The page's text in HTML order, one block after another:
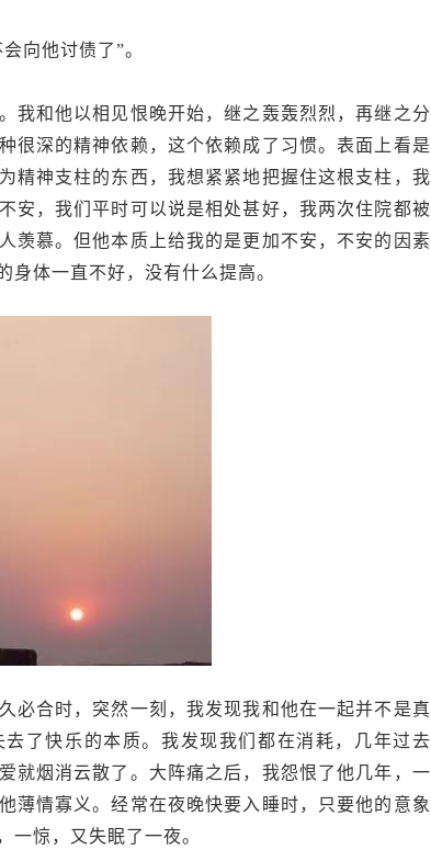
向他讨债了”。
我和他以相见恨晚开始，继之轰轰烈烈，再继之分
深的精神依赖，这个依赖成了习惯。表面上看是
精神支柱的东西，我想紧紧地把握住这根支柱，我
安，我们平时可以说是相处甚好，我两次住院都被
羡慕。但他本质上给我的是更加不安，不安的因素
身体一直不好，没有什么提高。
必合时，突然一刻，我发现我和他在一起并不是真
了快乐的本质。我发现我们都在消耗，几年过去
就烟消云散了。大阵痛之后，我怨恨了他几年，一
薄情寡义。经常在夜晚快要入睡时，只要他的意象
一惊，又失眠了一夜。